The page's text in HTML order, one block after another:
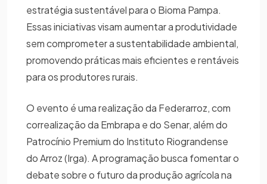
estratégia sustentável para o Bioma Pampa.
Essas iniciativas visam aumentar a produtividade
sem comprometer a sustentabilidade ambiental,
promovendo práticas mais eficientes e rentáveis
para os produtores rurais.
O evento é uma realização da Federarroz, com
correalização da Embrapa e do Senar, além do
Patrocínio Premium do Instituto Riograndense
do Arroz (Irga). A programação busca fomentar o
debate sobre o futuro da produção agrícola na